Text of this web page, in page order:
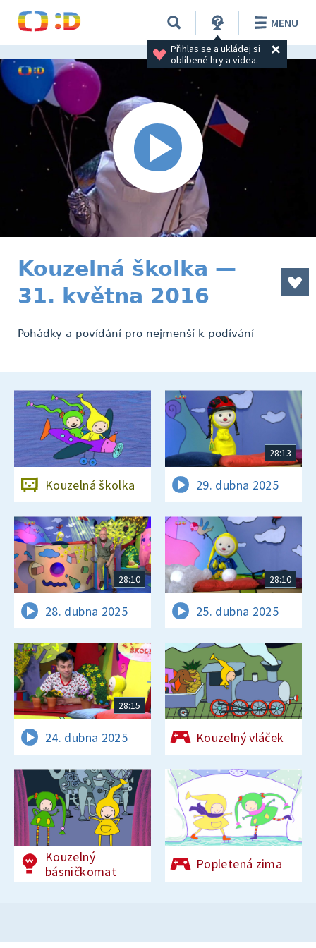
Přihlas se a ukládej si
oblíbené hry a videa.
MENU
Kouzelná školka —
31. května 2016
Pohádky a povídání pro nejmenší k podívání
Kouzelná školka
28:13
29. dubna 2025
28:10
28. dubna 2025
28:10
25. dubna 2025
28:15
24. dubna 2025 Kouzelný vláček
Kouzelný
básničkomat
Popletená zima